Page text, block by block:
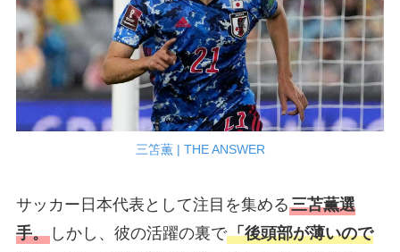
三笘薫 | THE ANSWER
サッカー日本代表として注目を集める三苫薫選
手。しかし、彼の活躍の裏で「後頭部が薄いので